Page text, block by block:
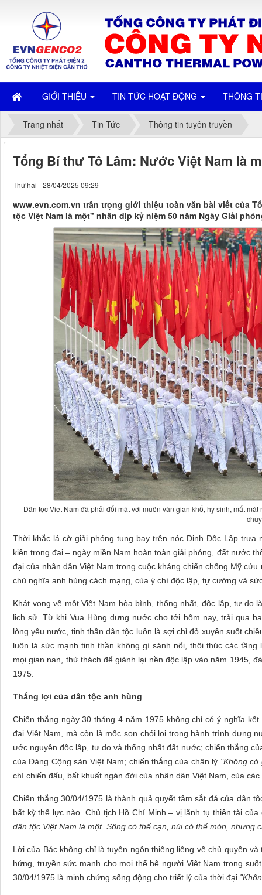
GIỚI THIỆU TIN TỨC HOẠT ĐỘNG THÔNG
Trang nhất Tin Tức Thông tin tuyên truyền
Tổng Bí thư Tô Lâm: Nước Việt Nam là
Thứ hai - 28/04/2025 09:29
www.evn.com.vn trân trọng giới thiệu toàn văn bài viết của
tộc Việt Nam là một" nhân dịp kỷ niệm 50 năm Ngày Giải
Dân tộc Việt Nam đã phải đối mặt với muôn vàn gian khổ, hy sinh, mất
Thời khắc lá cờ giải phóng tung bay trên nóc Dinh Độc Lập
kiện trọng đại – ngày miền Nam hoàn toàn giải phóng, đất nước
đại của nhân dân Việt Nam trong cuộc kháng chiến chống Mỹ
chủ nghĩa anh hùng cách mạng, của ý chí độc lập, tự cường và
Khát vọng về một Việt Nam hòa bình, thống nhất, độc lập, tự do
lịch sử. Từ khi Vua Hùng dựng nước cho tới hôm nay, trải qua
lòng yêu nước, tinh thần dân tộc luôn là sợi chỉ đỏ xuyên suốt
luôn là sức mạnh tinh thần không gì sánh nổi, thôi thúc các
mọi gian nan, thử thách để giành lại nền độc lập vào năm 1945,
1975.
Thắng lợi của dân tộc anh hùng
Chiến thắng ngày 30 tháng 4 năm 1975 không chỉ có ý nghĩa
đại Việt Nam, mà còn là mốc son chói lọi trong hành trình dựng
ước nguyện độc lập, tự do và thống nhất đất nước; chiến thắng
của Đảng Cộng sản Việt Nam; chiến thắng của chân lý "Không
chí chiến đấu, bất khuất ngàn đời của nhân dân Việt Nam, của
Chiến thắng 30/04/1975 là thành quả quyết tâm sắt đá của dân
bất kỳ thế lực nào. Chủ tịch Hồ Chí Minh – vị lãnh tụ thiên tài
dân tộc Việt Nam là một. Sông có thể cạn, núi có thể mòn, nhưng
Lời của Bác không chỉ là tuyên ngôn thiêng liêng về chủ quyền
hứng, truyền sức mạnh cho mọi thế hệ người Việt Nam trong
30/04/1975 là minh chứng sống động cho triết lý của thời đại